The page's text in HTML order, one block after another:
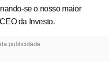
se o nosso maior
da Investo.
publicidade